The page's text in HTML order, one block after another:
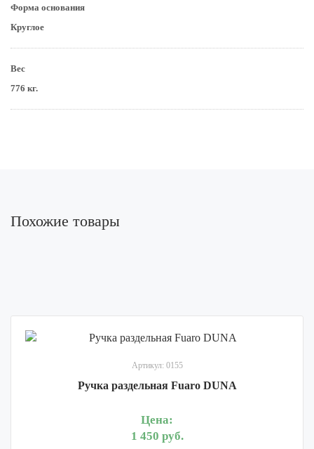
Форма основания
Круглое
Вес
776 кг.
Похожие товары
Артикул: 0155
Ручка раздельная Fuaro DUNA
Цена:
1 450 руб.